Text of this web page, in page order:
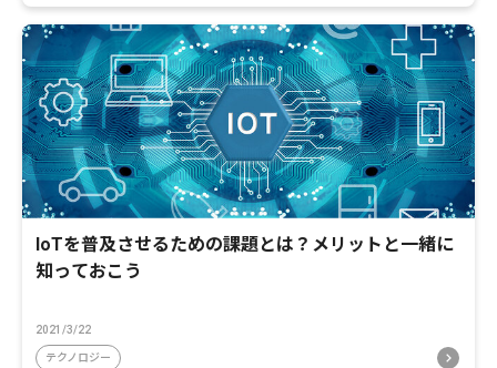
IoTを普及させるための課題とは？メリットと一緒に
知っておこう
2021/3/22
テクノロジー